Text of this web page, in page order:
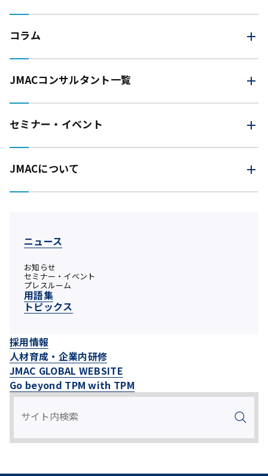
コラム
JMACコンサルタント一覧
セミナー・イベント
JMACについて
ニュース
お知らせ
セミナー・イベント
プレスルーム
用語集
トピックス
採用情報
人材育成・企業内研修
JMAC GLOBAL WEBSITE
Go beyond TPM with TPM